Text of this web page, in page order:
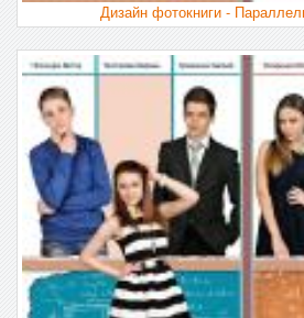
Дизайн фотокниги -